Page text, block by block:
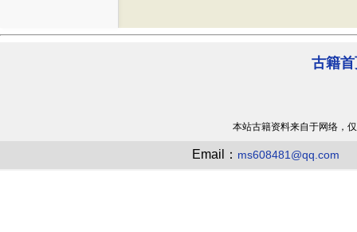
古籍
本站古籍资料来自于网络，
Email： ms608481@qq.com